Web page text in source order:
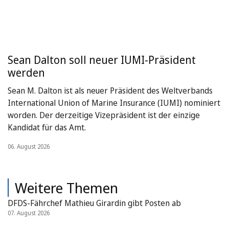
Sean Dalton soll neuer IUMI-Präsident
werden
Sean M. Dalton ist als neuer Präsident des Weltverbands
International Union of Marine Insurance (IUMI) nominiert
worden. Der derzeitige Vizepräsident ist der einzige
Kandidat für das Amt.
06. August 2026
Weitere Themen
DFDS-Fährchef Mathieu Girardin gibt Posten ab
07. August 2026